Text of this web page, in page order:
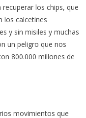
los chips, que
los calcetines
y sin misiles y muchas
un peligro que nos
800.000 millones de
movimientos que